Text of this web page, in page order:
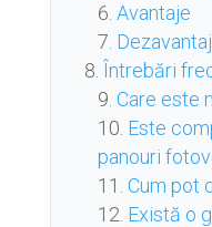
Avantaje
Întrebări
Care este
Este
panouri
Cum pot
Există o